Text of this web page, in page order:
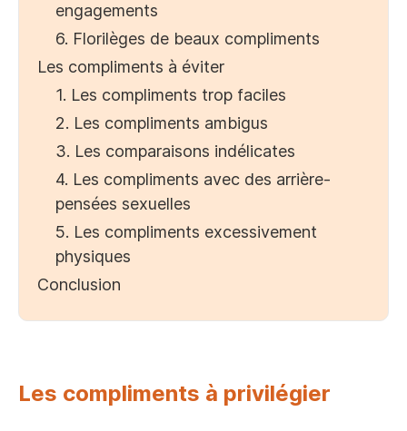
engagements
6. Florilèges de beaux compliments
Les compliments à éviter
1. Les compliments trop faciles
2. Les compliments ambigus
3. Les comparaisons indélicates
4. Les compliments avec des arrière-
pensées sexuelles
5. Les compliments excessivement
physiques
Conclusion
Les compliments à privilégier